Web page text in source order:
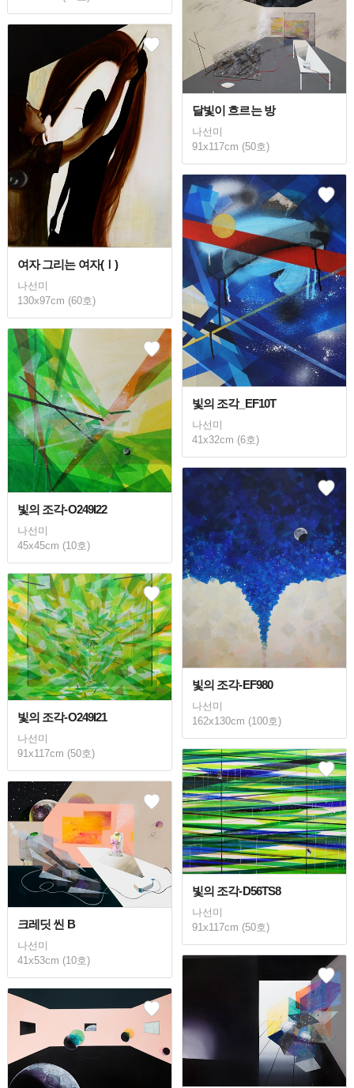
달빛이 흐르는 방
나선미
91x117cm (50호)
여자 그리는 여자(Ⅰ)
나선미
130x97cm (60호)
빛의 조각_EF10T
나선미
41x32cm (6호)
빛의 조각-O249I22
나선미
45x45cm (10호)
빛의 조각-EF980
나선미
162x130cm (100호)
빛의 조각-O249I21
나선미
91x117cm (50호)
빛의 조각-D56TS8
나선미
91x117cm (50호)
크레딧 씬 B
나선미
41x53cm (10호)